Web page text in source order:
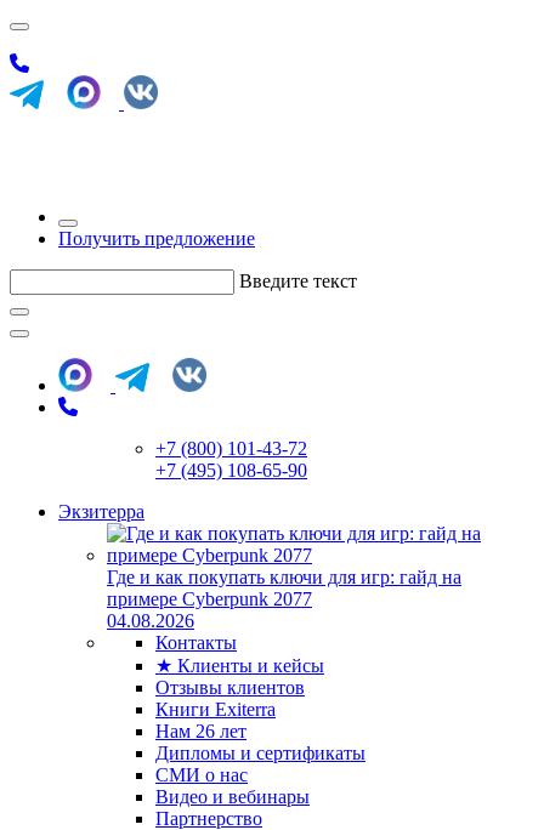
Получить предложение
Введите текст
+7 (800) 101-43-72
+7 (495) 108-65-90
Экзитерра
Где и как покупать ключи для игр: гайд на
примере Cyberpunk 2077
04.08.2026
Контакты
★ Клиенты и кейсы
Отзывы клиентов
Книги Exiterra
Нам 26 лет
Дипломы и сертификаты
СМИ о нас
Видео и вебинары
Партнерство